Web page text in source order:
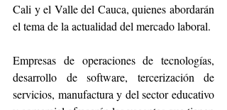
Cali y el Valle del Cauca, quienes abordarán
el tema de la actualidad del mercado laboral.
Empresas de operaciones de tecnologías,
desarrollo de software, tercerización de
servicios, manufactura y del sector educativo